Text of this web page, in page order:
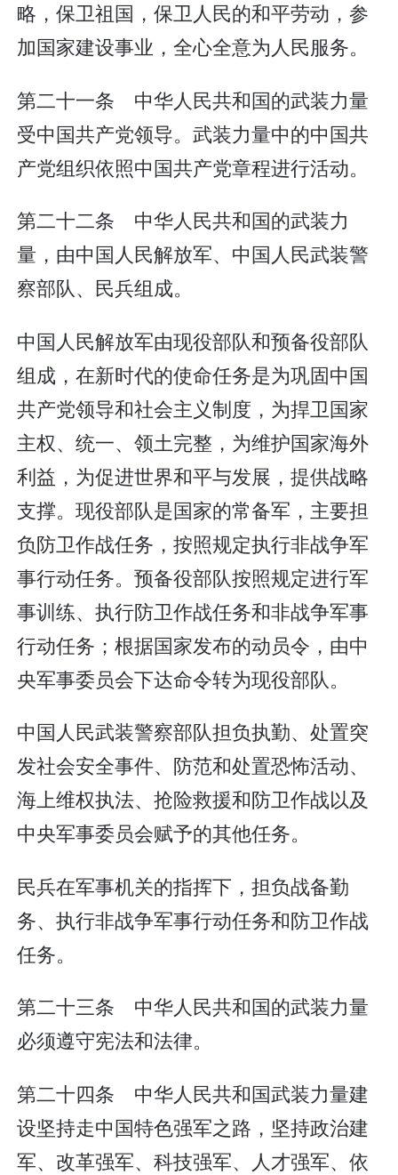
略，保卫祖国，保卫人民的和平劳动，参
加国家建设事业，全心全意为人民服务。
第二十一条 中华人民共和国的武装力量
受中国共产党领导。武装力量中的中国共
产党组织依照中国共产党章程进行活动。
第二十二条 中华人民共和国的武装力
量，由中国人民解放军、中国人民武装警
察部队、民兵组成。
中国人民解放军由现役部队和预备役部队
组成，在新时代的使命任务是为巩固中国
共产党领导和社会主义制度，为捍卫国家
主权、统一、领土完整，为维护国家海外
利益，为促进世界和平与发展，提供战略
支撑。现役部队是国家的常备军，主要担
负防卫作战任务，按照规定执行非战争军
事行动任务。预备役部队按照规定进行军
事训练、执行防卫作战任务和非战争军事
行动任务；根据国家发布的动员令，由中
央军事委员会下达命令转为现役部队。
中国人民武装警察部队担负执勤、处置突
发社会安全事件、防范和处置恐怖活动、
海上维权执法、抢险救援和防卫作战以及
中央军事委员会赋予的其他任务。
民兵在军事机关的指挥下，担负战备勤
务、执行非战争军事行动任务和防卫作战
任务。
第二十三条 中华人民共和国的武装力量
必须遵守宪法和法律。
第二十四条 中华人民共和国武装力量建
设坚持走中国特色强军之路，坚持政治建
军、改革强军、科技强军、人才强军、依